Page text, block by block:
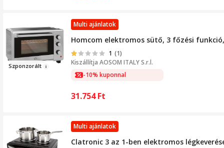
Szponzorált
Multi ajánlatok
Homcom elektromos sütő, 3 főzési
1 (1)
Kiszállítja AOSOM ITALY S.r.l.
-10% kuponnal
31.754Ft
Multi ajánlatok
Clatronic 3 az 1-ben elektromos